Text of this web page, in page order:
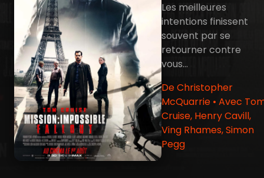
Les meilleures
intentions finissent
souvent par se
retourner contre
vous…
De Christopher
McQuarrie • Avec
Cruise, Henry Cavill,
Ving Rhames, Simon
Pegg